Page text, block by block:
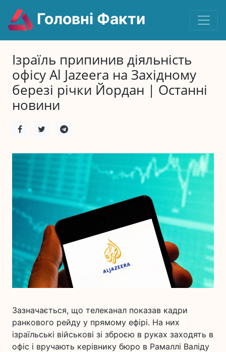
Головні Факти
Ізраїль припинив діяльність
офісу Al Jazeera на Західному
березі річки Йордан | Останні
новини
Зазначається, що телеканал показав кадри
ранкового рейду у прямому ефірі. На них
ізраїльські військові зі зброєю в руках заходять в
офіс і вручають керівнику бюро в Рамаллі Валіду